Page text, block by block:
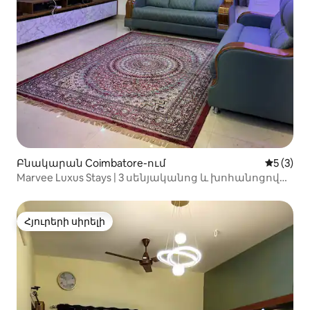
Բնակարան Coimbatore-ում Միջին
5 (3)
Marvee Luxus Stays | 3 սենյականոց և խոհանոցով
Հյուրերի սիրելի
Հյուրերի սիրելի